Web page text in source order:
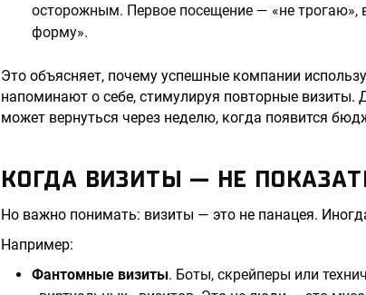
осторожным. Первое посещение — «не
форму».
Это объясняет, почему успешные компании
напоминают о себе, стимулируя повторные визиты.
может вернуться через неделю, когда появится
КОГДА ВИЗИТЫ — НЕ
Но важно понимать: визиты — это не панацея.
Например:
Фантомные визиты. Боты, скрейперы или